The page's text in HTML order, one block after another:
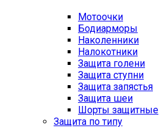
Мотоочки
Бодиарморы
Наколенники
Налокотники
Защита голени
Защита ступни
Защита запястья
Защита шеи
Шорты защитные
Защита по типу